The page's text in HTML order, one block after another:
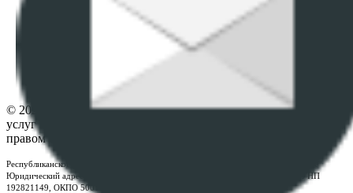
ПОЛОЖЕНИЕ О ПОЛИТИКЕ ОБРАБОТКИ COOKIE-
Настройки cookie-файлов
© 2026 Республиканское унитарное предприятие по оказанию
услуг "БелЮрОбеспечение" - Все права защищены авторским
правом
Республиканское унитарное предприятие по оказанию услуг "БелЮрОбеспечение"
Юридический адрес: г. Минск, пр-т. Дзержинского, 1Б, e-mail:
, УНП
192821149, ОКПО 500111895000